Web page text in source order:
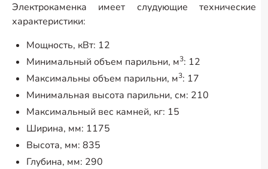
Электрокаменка имеет слудующие технические
характеристики:
Мощность, кВт: 12
Минимальный объем парильни, м3: 12
Максимальны объем парильни, м3: 17
Минимальная высота парильни, см: 210
Максимальный вес камней, кг: 15
Ширина, мм: 1175
Высота, мм: 835
Глубина, мм: 290